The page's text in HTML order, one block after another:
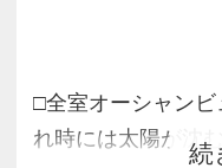
□全室オーシャン
れ時には太陽が沈
続